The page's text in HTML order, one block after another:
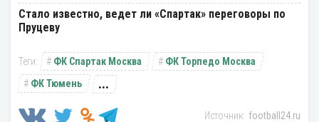
Стало известно, ведет ли «Спартак» переговоры по
Пруцеву
ФК Спартак Москва
ФК Торпедо Москва
ФК Тюмень
...
football24.ru